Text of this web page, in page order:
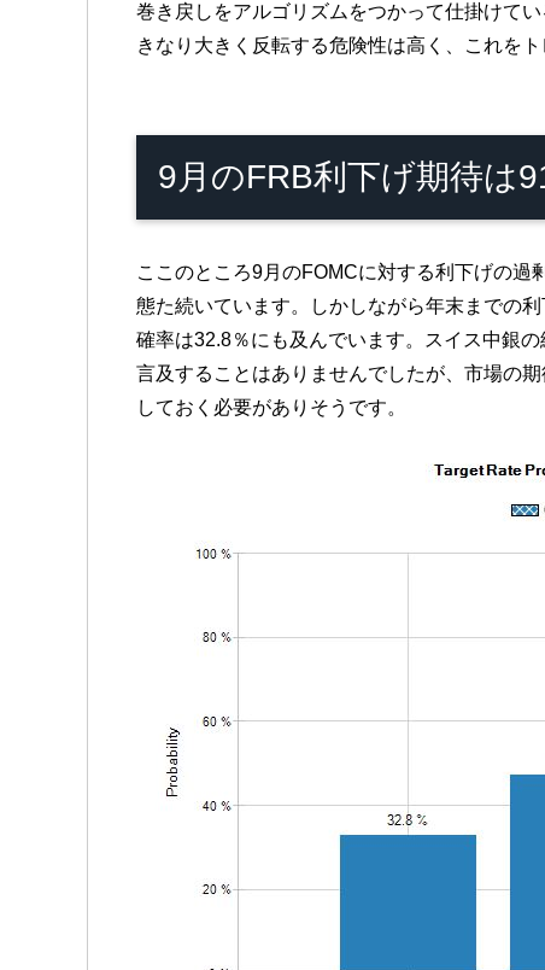
巻き戻しをアルゴリズムをつかって仕掛けて
きなり大きく反転する危険性は高く、これを
9月のFRB利下げ期待は
ここのところ9月のFOMCに対する利下げの
態た続いています。しかしながら年末までの
確率は32.8％にも及んでいます。スイス中銀
言及することはありませんでしたが、市場の
しておく必要がありそうです。